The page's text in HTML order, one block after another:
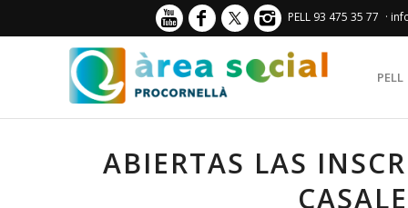
PELL 93 475 35 77 ·
PELL
ABIERTAS LAS